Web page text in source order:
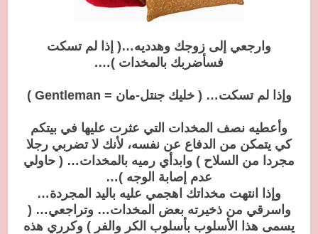
وارجعي إلى زوجك وهدديه…( إذا لم تسكت
فسأضربك بالمخدات )….
وإذا لم تسكت… ( خليك جنتل-مان = Gentleman )
وأعطيه نصف المخدات التي عثرت عليها في بيتكم
كي يتمكن من الدفاع عن نفسه، لأنك لا تضربي رجلا
مجردا من السلاح ) وابدأي رميه بالمخدات… ( حاولي
عدم إصابة الوجه )…
وإذا انتهت مخداتك اهجمي عليه باليد المجردة…
واسرقي من ذخيرته بعض المخدات… وتراجعي… (
يسمى هذا الأسلوب بأسلوب الكر والفر ) وكرري هذه